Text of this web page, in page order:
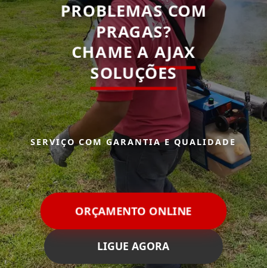
PROBLEMAS COM
PRAGAS?
CHAME AAJAX
SOLUÇÕES
SERVIÇO COM GARANTIA E QUALIDADE
ORÇAMENTO ONLINE
LIGUE AGORA